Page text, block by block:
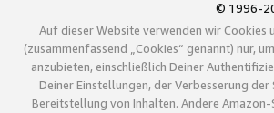
© 1996-
Auf dieser Website verwenden wir Cookies
(zusammenfassend „Cookies“ genannt) nur,
anzubieten, einschließlich Deiner
Deiner Einstellungen, der Verbesserung der
Bereitstellung von Inhalten. Andere